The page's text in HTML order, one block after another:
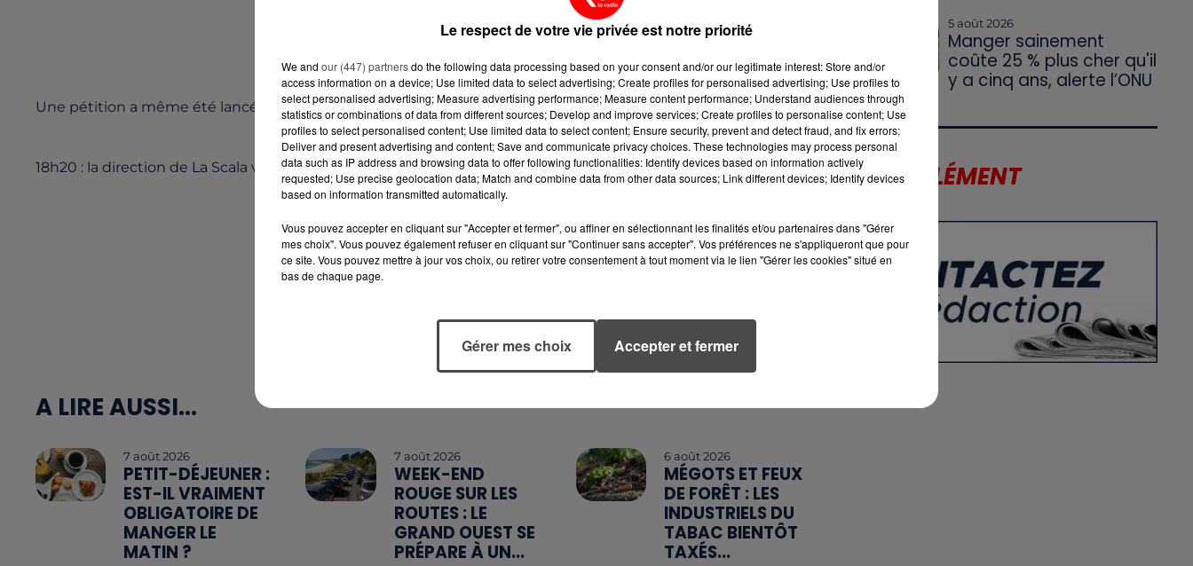
Une pétition a même été lancée sur le sitechange.org.
18h20 : la direction de La Scala vient de réagir sursa page Facebook.
A LIRE AUSSI...
7 août 2026
PETIT-DÉJEUNER :
EST-IL VRAIMENT
OBLIGATOIRE DE
MANGER LE
MATIN ?
7 août 2026
WEEK-END
ROUGE SUR LES
ROUTES : LE
GRAND OUEST SE
PRÉPARE À UN...
6 août 2026
MÉGOTS ET FEUX
DE FORÊT : LES
INDUSTRIELS DU
TABAC BIENTÔT
TAXÉS...
5 août 2026
Manger sainement
coûte 25 % plus cher qu'il
y a cinq ans, alerte l’ONU
LE SUPPLÉMENT
Le respect de votre vie privée est notre priorité
We and our (447) partnersdo the following data processing based on your consent and/or our legitimate interest: Store and/or
access information on a device; Use limited data to select advertising; Create profiles for personalised advertising; Use profiles to
select personalised advertising; Measure advertising performance; Measure content performance; Understand audiences through
statistics or combinations of data from different sources; Develop and improve services; Create profiles to personalise content; Use
profiles to select personalised content; Use limited data to select content; Ensure security, prevent and detect fraud, and fix errors;
Deliver and present advertising and content; Save and communicate privacy choices. These technologies may process personal
data such as IP address and browsing data to offer following functionalities: Identify devices based on information actively
requested; Use precise geolocation data; Match and combine data from other data sources; Link different devices; Identify devices
based on information transmitted automatically.
Vous pouvez accepter en cliquant sur "Accepter et fermer", ou affiner en sélectionnant les finalités et/ou partenaires dans "Gérer
mes choix". Vous pouvez également refuser en cliquant sur "Continuer sans accepter". Vos préférences ne s'appliqueront que pour
ce site. Vous pouvez mettre à jour vos choix, ou retirer votre consentement à tout moment via le lien "Gérer les cookies" situé en
bas de chaque page.
Gérer mes choix Accepter et fermer